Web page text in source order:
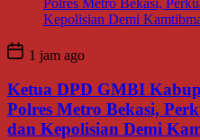
1 jam ago
Ketua DPD GMBI
Polres Metro Bekasi,
dan Kepolisian Demi